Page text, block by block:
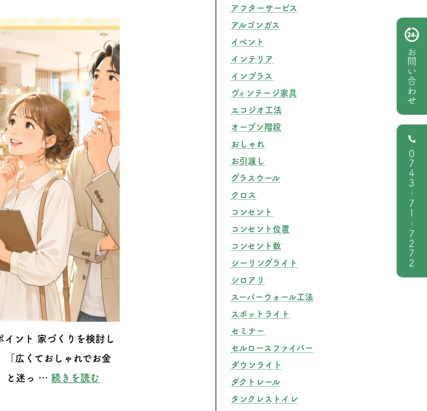
イント 家づくりを検討し
「広くておしゃれでお金
と迷っ … 続きを読む“モデルハウスはここを見ろ！失敗しないための見学チェックポイント”
アフターサービス
アルゴンガス
イベント
インテリア
インプラス
ヴィンテージ家具
エコジオ工法
オープン階段
おしゃれ
お引渡し
グラスウール
クロス
コンセント
コンセント位置
コンセント数
シーリングライト
シロアリ
スーパーウォール工法
スポットライト
セミナー
セルロースファイバー
ダウンライト
ダクトレール
タンクレストイレ
お問い合わせ
0743
71
7272